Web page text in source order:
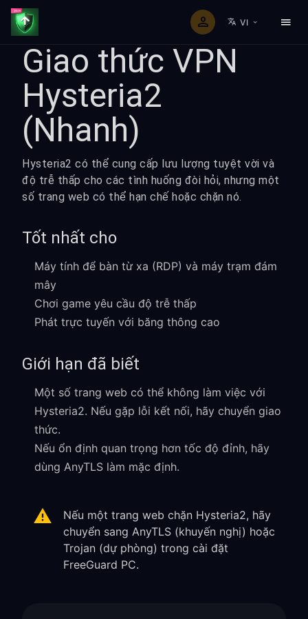
VI
Giao thức VPN
Hysteria2
(Nhanh)
Hysteria2 có thể cung cấp lưu lượng tuyệt vời và
độ trễ thấp cho các tình huống đòi hỏi, nhưng một
số trang web có thể hạn chế hoặc chặn nó.
Tốt nhất cho
Máy tính để bàn từ xa (RDP) và máy trạm đám
mây
Chơi game yêu cầu độ trễ thấp
Phát trực tuyến với băng thông cao
Giới hạn đã biết
Một số trang web có thể không làm việc với
Hysteria2. Nếu gặp lỗi kết nối, hãy chuyển giao
thức.
Nếu ổn định quan trọng hơn tốc độ đỉnh, hãy
dùng AnyTLS làm mặc định.
Nếu một trang web chặn Hysteria2, hãy
chuyển sang AnyTLS (khuyến nghị) hoặc
Trojan (dự phòng) trong cài đặt
FreeGuard PC.